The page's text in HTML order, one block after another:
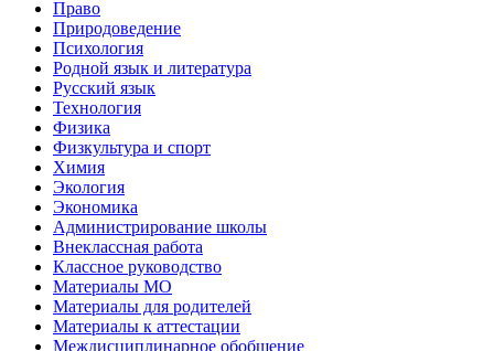
Право
Природоведение
Психология
Родной язык и литература
Русский язык
Технология
Физика
Физкультура и спорт
Химия
Экология
Экономика
Администрирование школы
Внеклассная работа
Классное руководство
Материалы МО
Материалы для родителей
Материалы к аттестации
Междисциплинарное обобщение